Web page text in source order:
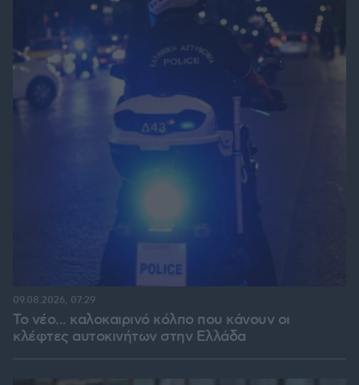
Το νέο... καλοκαιρινό κόλπο που κάνουν οι
κλέφτες αυτοκινήτων στην Ελλάδα
09.08.2026, 07:29